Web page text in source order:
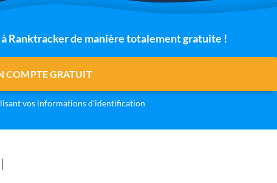
Ranktracker de manière totalement gratuite !
COMPTE GRATUIT
vos informations d'identification